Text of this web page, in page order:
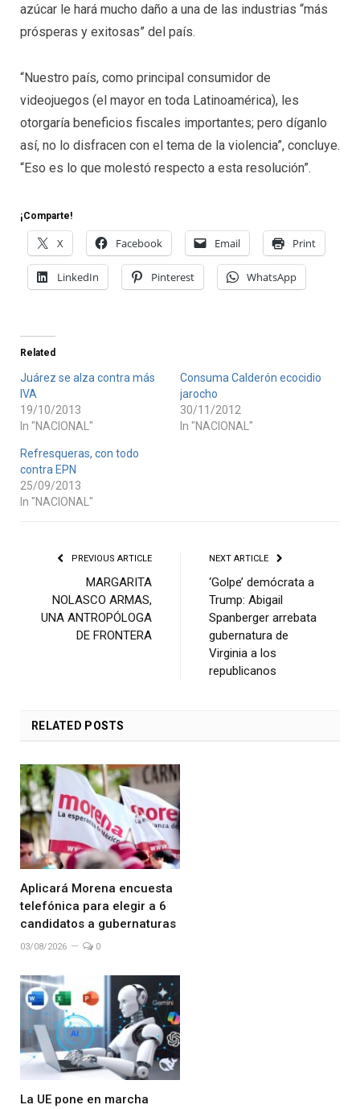
azúcar le hará mucho daño a una de las industrias “más
prósperas y exitosas” del país.
“Nuestro país, como principal consumidor de
videojuegos (el mayor en toda Latinoamérica), les
otorgaría beneficios fiscales importantes; pero díganlo
así, no lo disfracen con el tema de la violencia”, concluye.
“Eso es lo que molestó respecto a esta resolución”.
¡Comparte!
X Facebook Email Print
LinkedIn Pinterest WhatsApp
Related
Juárez se alza contra más
IVA
19/10/2013
In "NACIONAL"
Consuma Calderón ecocidio
jarocho
30/11/2012
In "NACIONAL"
Refresqueras, con todo
contra EPN
25/09/2013
In "NACIONAL"
PREVIOUS ARTICLE
MARGARITA
NOLASCO ARMAS,
UNA ANTROPÓLOGA
DE FRONTERA
NEXT ARTICLE
‘Golpe’ demócrata a
Trump: Abigail
Spanberger arrebata
gubernatura de
Virginia a los
republicanos
RELATED POSTS
Aplicará Morena encuesta
telefónica para elegir a 6
candidatos a gubernaturas
03/08/2026 0
La UE pone en marcha